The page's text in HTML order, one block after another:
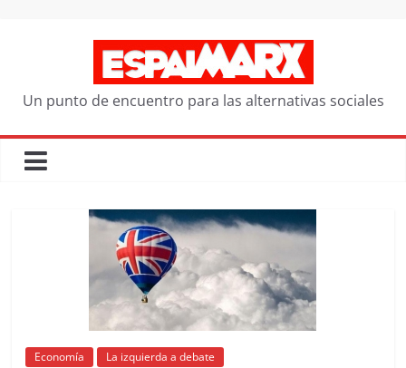
Un punto de encuentro para las alternativas sociales
Economía La izquierda a debate